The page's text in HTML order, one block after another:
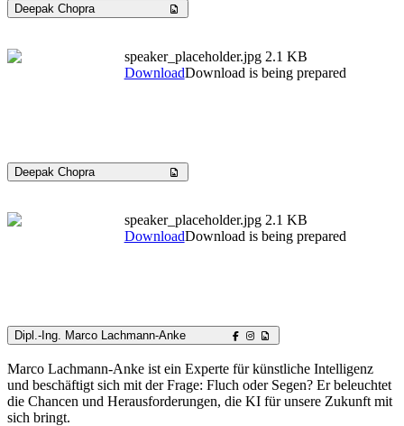
Deepak Chopra
speaker_placeholder.jpg 2.1 KB
DownloadDownload is being prepared
Deepak Chopra
speaker_placeholder.jpg 2.1 KB
DownloadDownload is being prepared
Dipl.-Ing. Marco Lachmann-Anke
Marco Lachmann-Anke ist ein Experte für künstliche Intelligenz
und beschäftigt sich mit der Frage: Fluch oder Segen? Er beleuchtet
die Chancen und Herausforderungen, die KI für unsere Zukunft mit
sich bringt.